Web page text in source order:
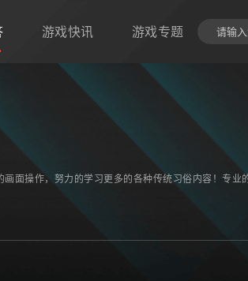
游戏快讯 游戏专题
操作，努力的学习更多的各种传统习俗内容！专业